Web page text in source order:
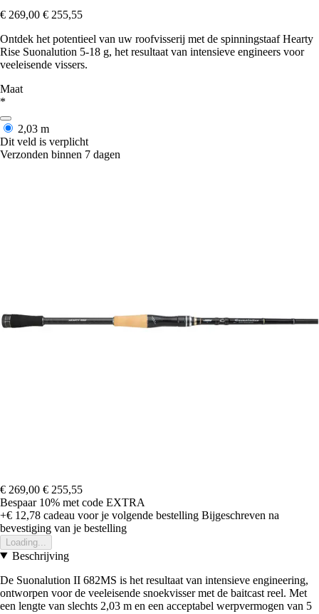
€ 269,00 € 255,55
Ontdek het potentieel van uw roofvisserij met de spinningstaaf Hearty
Rise Suonalution 5-18 g, het resultaat van intensieve engineers voor
veeleisende vissers.
Maat
*
2,03 m
Dit veld is verplicht
Verzonden binnen 7 dagen
€ 269,00 € 255,55
Bespaar 10% met code EXTRA
+€ 12,78 cadeau voor je volgende bestelling Bijgeschreven na
bevestiging van je bestelling
Loading...
Beschrijving
De Suonalution II 682MS is het resultaat van intensieve engineering,
ontworpen voor de veeleisende snoekvisser met de baitcast reel. Met
een lengte van slechts 2,03 m en een acceptabel werpvermogen van 5